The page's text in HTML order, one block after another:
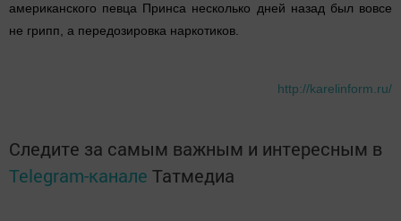
американского певца Принса несколько дней назад был вовсе
не грипп, а передозировка наркотиков.
http://karelinform.ru/
Следите за самым важным и интересным в
Telegram-канале Татмедиа